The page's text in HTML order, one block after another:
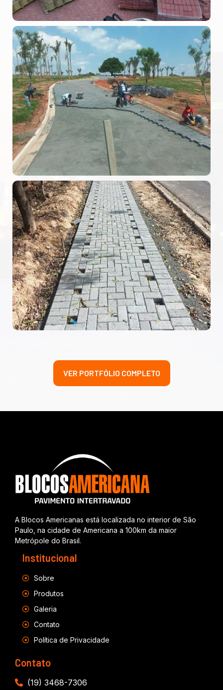
VER PORTFÓLIO COMPLETO
A Blocos Americanas está localizada no interior de São
Paulo, na cidade de Americana a 100km da maior
Metrópole do Brasil.
Institucional
Sobre
Produtos
Galeria
Contato
Política de Privacidade
Contato
(19) 3468-7306